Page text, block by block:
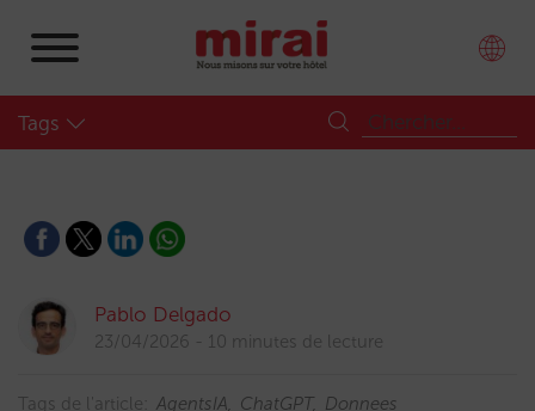
Tags
Pablo Delgado
23/04/2026 10 minutes de lecture
Tags de l'article: AgentsIA ChatGPT
Donnees